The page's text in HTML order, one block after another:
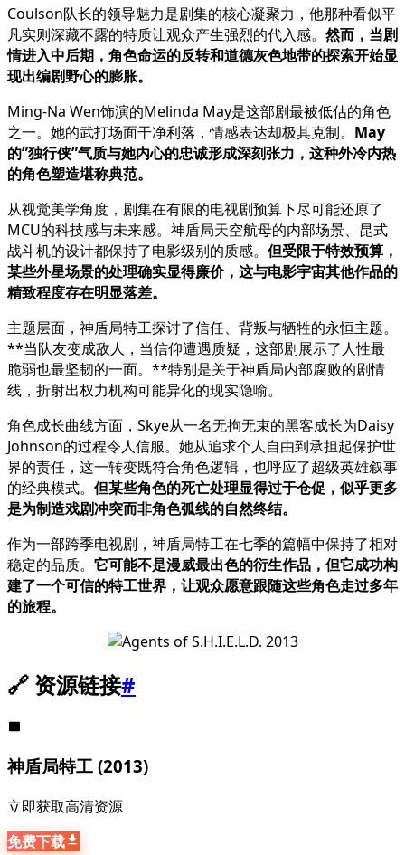
Coulson队长的领导魅力是剧集的核心凝聚力，他那种看似平
凡实则深藏不露的特质让观众产生强烈的代入感。 然而，当剧
情进入中后期，角色命运的反转和道德灰色地带的探索开始显
现出编剧野心的膨胀。
Ming-Na Wen饰演的Melinda May是这部剧最被低估的角色
之一。她的武打场面干净利落，情感表达却极其克制。 May
的”独行侠”气质与她内心的忠诚形成深刻张力，这种外冷内热
的角色塑造堪称典范。
从视觉美学角度，剧集在有限的电视剧预算下尽可能还原了
MCU的科技感与未来感。神盾局天空航母的内部场景、昆式
战斗机的设计都保持了电影级别的质感。 但受限于特效预算，
某些外星场景的处理确实显得廉价，这与电影宇宙其他作品的
精致程度存在明显落差。
主题层面，神盾局特工探讨了信任、背叛与牺牲的永恒主题。
**当队友变成敌人，当信仰遭遇质疑，这部剧展示了人性最
脆弱也最坚韧的一面。**特别是关于神盾局内部腐败的剧情
线，折射出权力机构可能异化的现实隐喻。
角色成长曲线方面，Skye从一名无拘无束的黑客成长为Daisy
Johnson的过程令人信服。她从追求个人自由到承担起保护世
界的责任，这一转变既符合角色逻辑，也呼应了超级英雄叙事
的经典模式。 但某些角色的死亡处理显得过于仓促，似乎更多
是为制造戏剧冲突而非角色弧线的自然终结。
作为一部跨季电视剧，神盾局特工在七季的篇幅中保持了相对
稳定的品质。 它可能不是漫威最出色的衍生作品，但它成功构
建了一个可信的特工世界，让观众愿意跟随这些角色走过多年
的旅程。
🔗 资源链接#
神盾局特工 (2013)
立即获取高清资源
免费下载